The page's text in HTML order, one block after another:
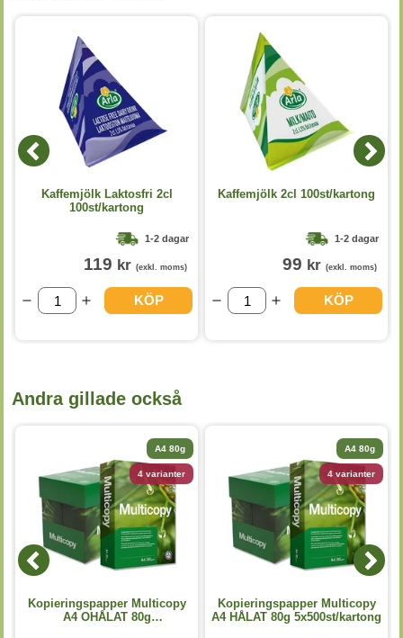
Kaffemjölk Laktosfri 2cl
100st/kartong
1-2 dagar
119 kr (exkl. moms)
KÖP
Kaffemjölk 2cl 100st/kartong
1-2 dagar
99 kr (exkl. moms)
KÖP
Andra gillade också
A4 80g
4 varianter
Kopieringspapper Multicopy
A4 OHÅLAT 80g
A4 80g
4 varianter
Kopieringspapper Multicopy
A4 HÅLAT 80g 5x500st/kartong